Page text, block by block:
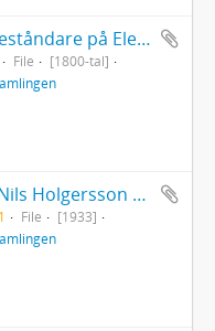
Josefa Ahnfelt, föreståndare på Elementarläroverket för flickor i Landskrona
File
[1800-tal]
Den unge pojken Nils Holgersson stående framför hus, iklädd sjömanskostym
File
[1933]